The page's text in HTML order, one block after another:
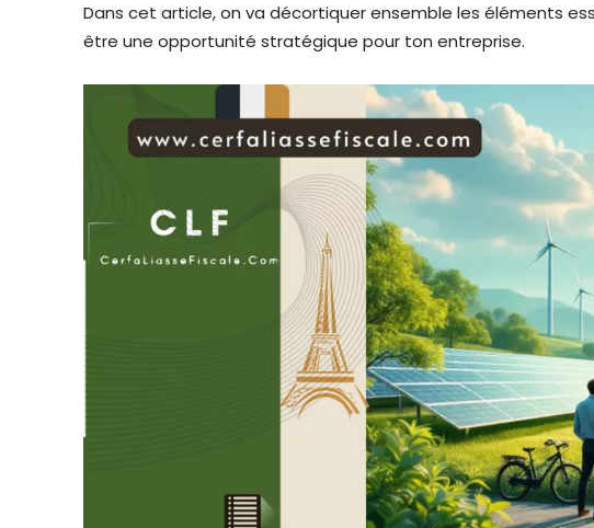
Dans cet article, on va décortiquer ensemble les éléments
être une opportunité stratégique pour ton entreprise.